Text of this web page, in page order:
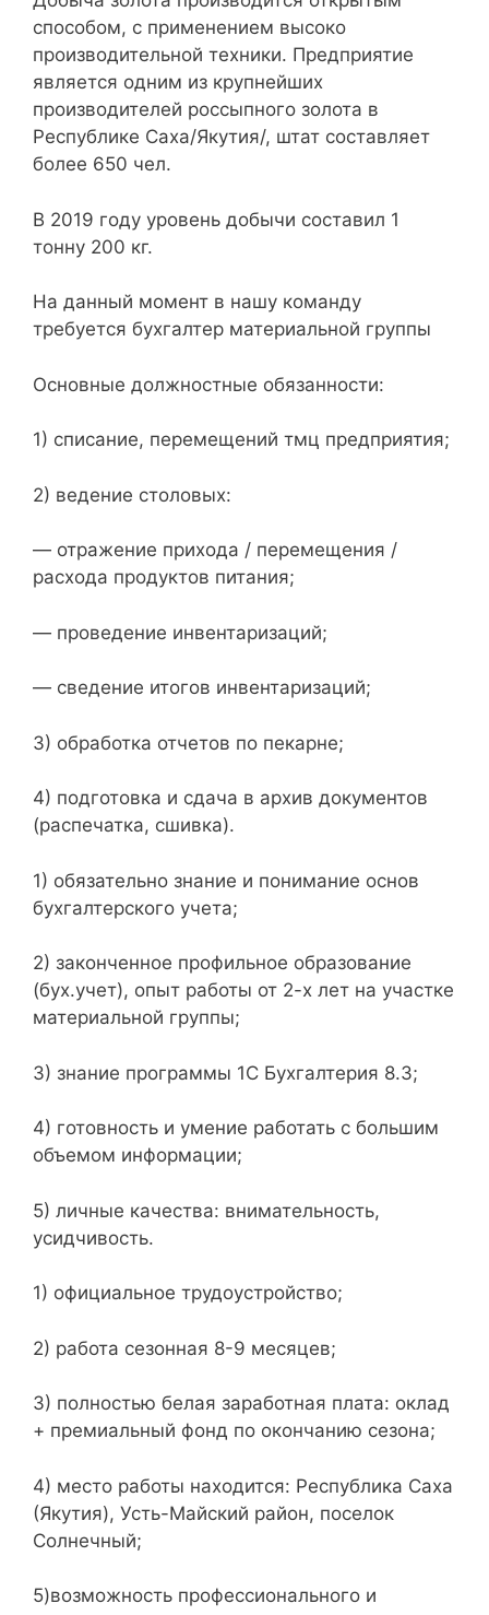
способом, с применением высоко
производительной техники. Предприятие
является одним из крупнейших
производителей россыпного золота в
Республике Саха/Якутия/, штат составляет
более 650 чел.
В 2019 году уровень добычи составил 1
тонну 200 кг.
На данный момент в нашу команду
требуется бухгалтер материальной группы
Основные должностные обязанности:
1) списание, перемещений тмц предприятия;
2) ведение столовых:
— отражение прихода / перемещения /
расхода продуктов питания;
— проведение инвентаризаций;
— сведение итогов инвентаризаций;
3) обработка отчетов по пекарне;
4) подготовка и сдача в архив документов
(распечатка, сшивка).
1) обязательно знание и понимание основ
бухгалтерского учета;
2) законченное профильное образование
(бух.учет), опыт работы от 2-х лет на участке
материальной группы;
3) знание программы 1С Бухгалтерия 8.3;
4) готовность и умение работать с большим
объемом информации;
5) личные качества: внимательность,
усидчивость.
1) официальное трудоустройство;
2) работа сезонная 8-9 месяцев;
3) полностью белая заработная плата: оклад
+ премиальный фонд по окончанию сезона;
4) место работы находится: Республика Саха
(Якутия), Усть-Майский район, поселок
Солнечный;
5)возможность профессионального и